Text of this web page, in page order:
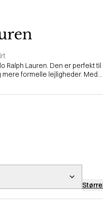
Ralph Lauren. Den er perfekt til
formelle lejligheder. Med...